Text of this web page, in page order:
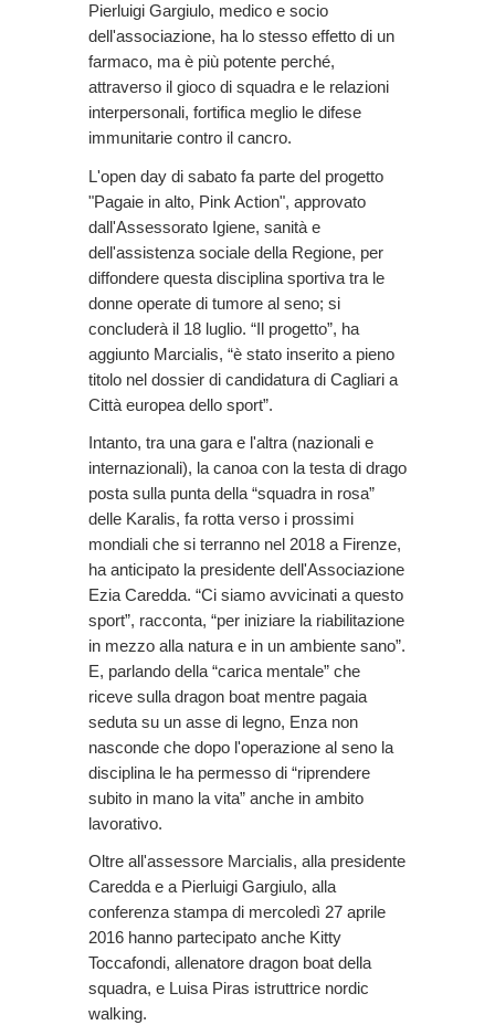
Pierluigi Gargiulo, medico e socio
dell'associazione, ha lo stesso effetto di un
farmaco, ma è più potente perché,
attraverso il gioco di squadra e le relazioni
interpersonali, fortifica meglio le difese
immunitarie contro il cancro.
L'open day di sabato fa parte del progetto
"Pagaie in alto, Pink Action", approvato
dall'Assessorato Igiene, sanità e
dell'assistenza sociale della Regione, per
diffondere questa disciplina sportiva tra le
donne operate di tumore al seno; si
concluderà il 18 luglio. “Il progetto”, ha
aggiunto Marcialis, “è stato inserito a pieno
titolo nel dossier di candidatura di Cagliari a
Città europea dello sport”.
Intanto, tra una gara e l'altra (nazionali e
internazionali), la canoa con la testa di drago
posta sulla punta della “squadra in rosa”
delle Karalis, fa rotta verso i prossimi
mondiali che si terranno nel 2018 a Firenze,
ha anticipato la presidente dell'Associazione
Ezia Caredda. “Ci siamo avvicinati a questo
sport”, racconta, “per iniziare la riabilitazione
in mezzo alla natura e in un ambiente sano”.
E, parlando della “carica mentale” che
riceve sulla dragon boat mentre pagaia
seduta su un asse di legno, Enza non
nasconde che dopo l'operazione al seno la
disciplina le ha permesso di “riprendere
subito in mano la vita” anche in ambito
lavorativo.
Oltre all'assessore Marcialis, alla presidente
Caredda e a Pierluigi Gargiulo, alla
conferenza stampa di mercoledì 27 aprile
2016 hanno partecipato anche Kitty
Toccafondi, allenatore dragon boat della
squadra, e Luisa Piras istruttrice nordic
walking.